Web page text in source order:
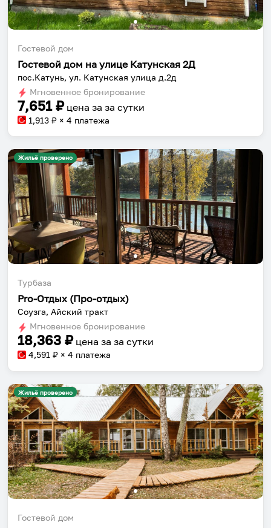
Гостевой дом
Гостевой дом на улице Катунская 2Д
пос.Катунь, ул. Катунская улица д.2д
Мгновенное бронирование
7,651₽ цена за за сутки
1,913 ₽ × 4 платежа
Жильё проверено
Турбаза
Pro-Отдых (Про-отдых)
Соузга, Айский тракт
Мгновенное бронирование
18,363 ₽ цена за за сутки
4,591 ₽ × 4 платежа
Жильё проверено
Гостевой дом